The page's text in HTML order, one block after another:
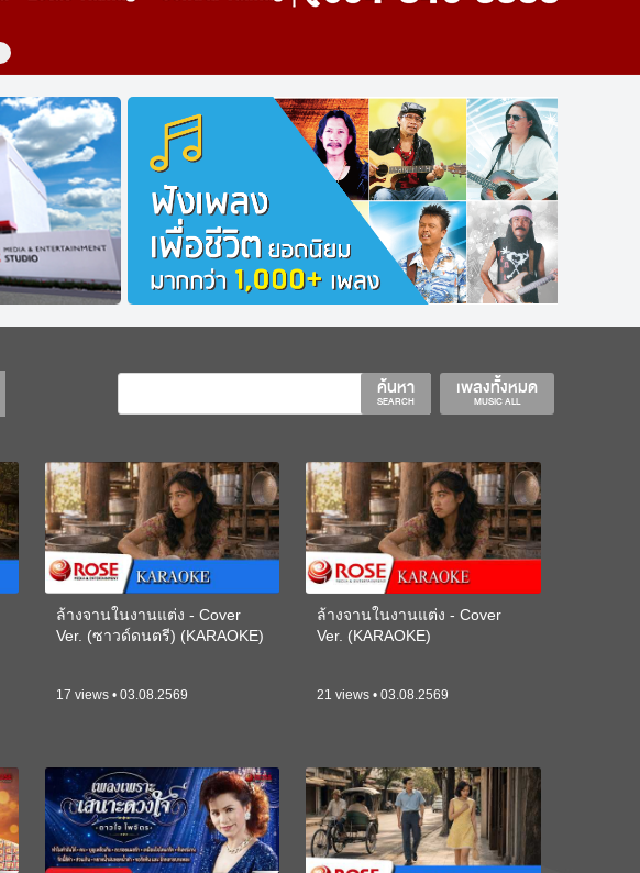
เพลงทั้งหมด
MUSIC ALL
ค้นหา
SEARCH
ล้างจานในงานแต่ง - Cover
Ver. (ซาวด์ดนตรี) (KARAOKE)
17 views • 03.08.2569
ล้างจานในงานแต่ง - Cover
Ver. (KARAOKE)
21 views • 03.08.2569